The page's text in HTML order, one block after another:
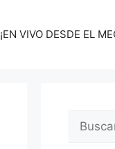
¡EN VIVO DESDE EL
Buscar: